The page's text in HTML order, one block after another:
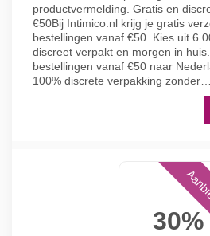
productvermelding. Gratis en
€50Bij Intimico.nl krijg je gratis
bestellingen vanaf €50. Kies uit
discreet verpakt en morgen in
bestellingen vanaf €50 naar
100% discrete verpakking zonder…
30%